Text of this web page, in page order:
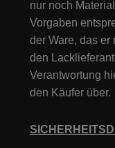
nur noch
Vorgaben
der Ware, das er
den
Verantwortung
den Käufer über.